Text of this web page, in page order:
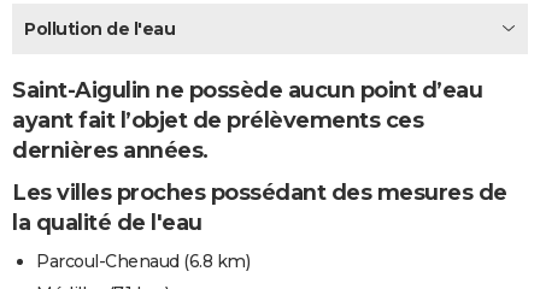
Destinations
City break
Voyage nature
Voyage de noces
Forum
Climat
+PHOTO
GUIDES D'ACHAT
BONS PLANS
Carte de Noël
Carte Bonne année
Carte Saint-Valentin
Carte Pâques
Carte d'anniversaire
DICTIONNAIRE
Dictionnaire
Biographies
Citations
Expressions
Proverbes
PROGRAMME TV
Pollution de l'eau
Saint-Aigulin ne possède aucun point d’eau
ayant fait l’objet de prélèvements ces
dernières années.
Les villes proches possédant des mesures de
la qualité de l'eau
Parcoul-Chenaud (6.8 km)